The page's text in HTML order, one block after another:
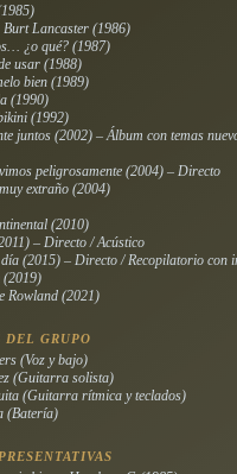
Lancaster (1986)
¿o qué? (1987)
usar (1988)
bien (1989)
(1990)
(1992)
juntos (2002) – Álbum con temas
peligrosamente (2004) – Directo
extraño (2004)
(2010)
– Directo / Acústico
(2015) – Directo / Recopilatorio con
(2019)
Rowland (2021)
DEL GRUPO
(Voz y bajo)
(Guitarra solista)
(Guitarra rítmica y teclados)
(Batería)